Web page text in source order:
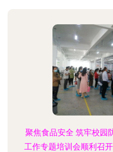
聚焦食品安全 筑牢校园
工作专题培训会顺利召